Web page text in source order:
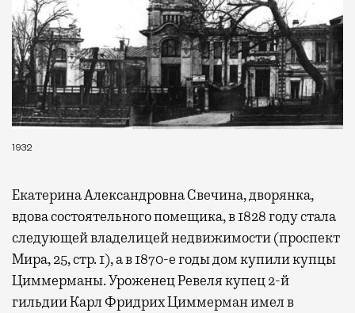
1932
Екатерина Александровна Свечина, дворянка,
вдова состоятельного помещика, в 1828 году стала
следующей владелицей недвижимости (проспект
Мира, 25, стр. 1), а в 1870-е годы дом купили купцы
Циммерманы. Уроженец Ревеля купец 2-й
гильдии Карл Фридрих Циммерман имел в